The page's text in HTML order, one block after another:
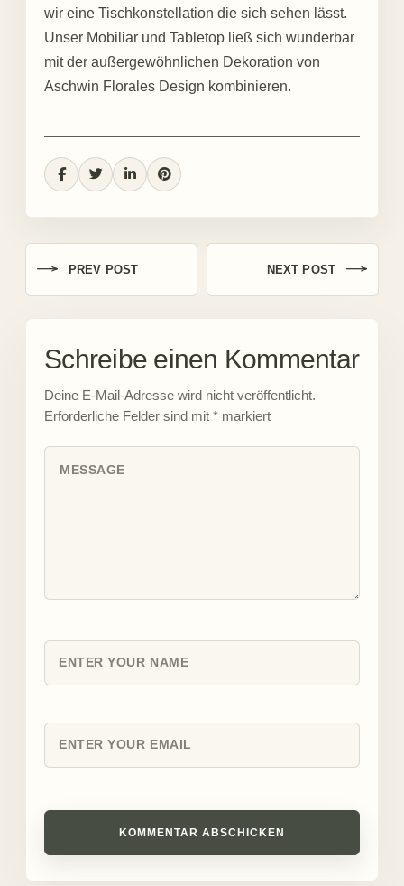
wir eine Tischkonstellation die sich sehen lässt.
Unser Mobiliar und Tabletop ließ sich wunderbar
mit der außergewöhnlichen Dekoration von
Aschwin Florales Design kombinieren.
PREV POST NEXT POST
Schreibe einen Kommentar
Deine E-Mail-Adresse wird nicht veröffentlicht.
Erforderliche Felder sind mit * markiert
KOMMENTAR ABSCHICKEN